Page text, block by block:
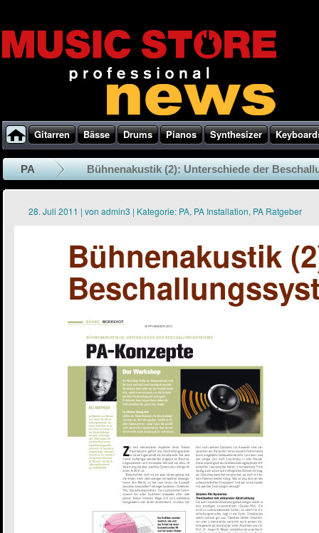
Gitarren Bässe Drums Pianos Synthesizer
PA Bühnenakustik (2): Unterschiede der
28. Juli 2011 | von admin3 | Kategorie: PA, PA Installation, PA Ratgeber
Bühnenakustik